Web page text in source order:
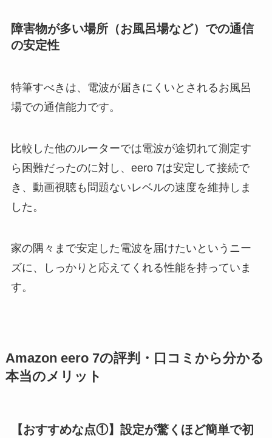
障害物が多い場所（お風呂場など）での通信
の安定性
特筆すべきは、電波が届きにくいとされるお風呂
場での通信能力です。
比較した他のルーターでは電波が途切れて測定す
ら困難だったのに対し、eero 7は安定して接続で
き、動画視聴も問題ないレベルの速度を維持しま
した。
家の隅々まで安定した電波を届けたいというニー
ズに、しっかりと応えてくれる性能を持っていま
す。
Amazon eero 7の評判・口コミから分かる
本当のメリット
【おすすめな点①】設定が驚くほど簡単で初